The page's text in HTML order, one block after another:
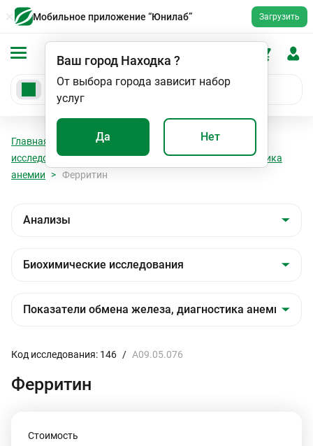
Мобильное приложение “Юнилаб” Загрузить
Ваш город Находка ?
От выбора города зависит набор
услуг
Да Нет
Главная Анализы
Биохимические
исследования
Показатели обмена железа, диагностика
анемии
Ферритин
Код исследования: 146 / A09.05.076
Ферритин
Стоимость